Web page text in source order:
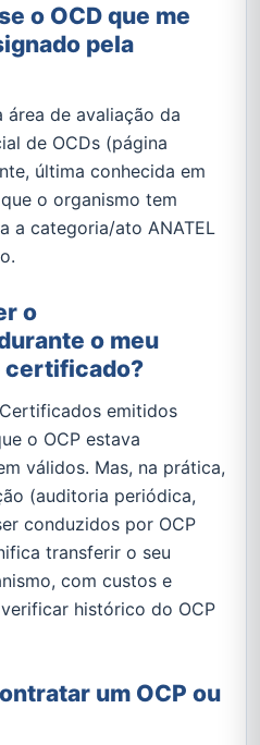
o OCD que me
pela
área de avaliação da
de OCDs (página
última conhecida em
o organismo tem
a categoria/ato ANATEL
o
o meu
certificado?
emitidos
o OCP estava
válidos. Mas, na prática,
(auditoria periódica,
conduzidos por OCP
transferir o seu
com custos e
histórico do OCP
um OCP ou